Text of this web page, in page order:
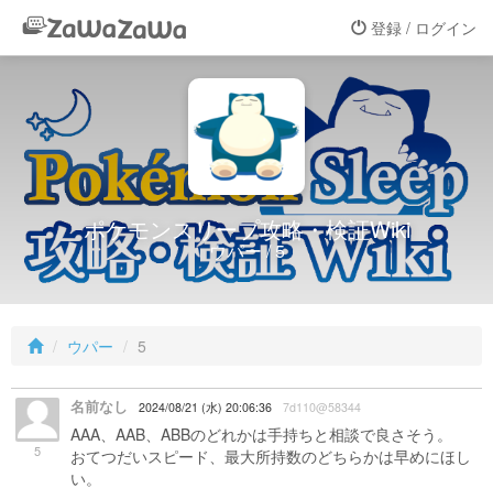
登録 / ログイン
ポケモンスリープ攻略・検証Wiki
ウパー / 5
ウパー 5
5
名前なし 2024/08/21 (水) 20:06:36 7d110@58344
AAA、AAB、ABBのどれかは手持ちと相談で良さそう。
おてつだいスピード、最大所持数のどちらかは早めにほし
い。